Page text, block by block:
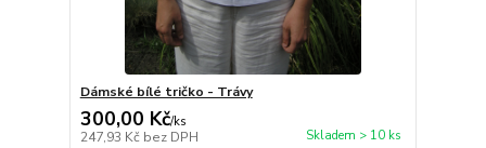
Dámské bílé tričko - Trávy
300,00 Kč/ks
247,93 Kč bez DPH Skladem > 10 ks